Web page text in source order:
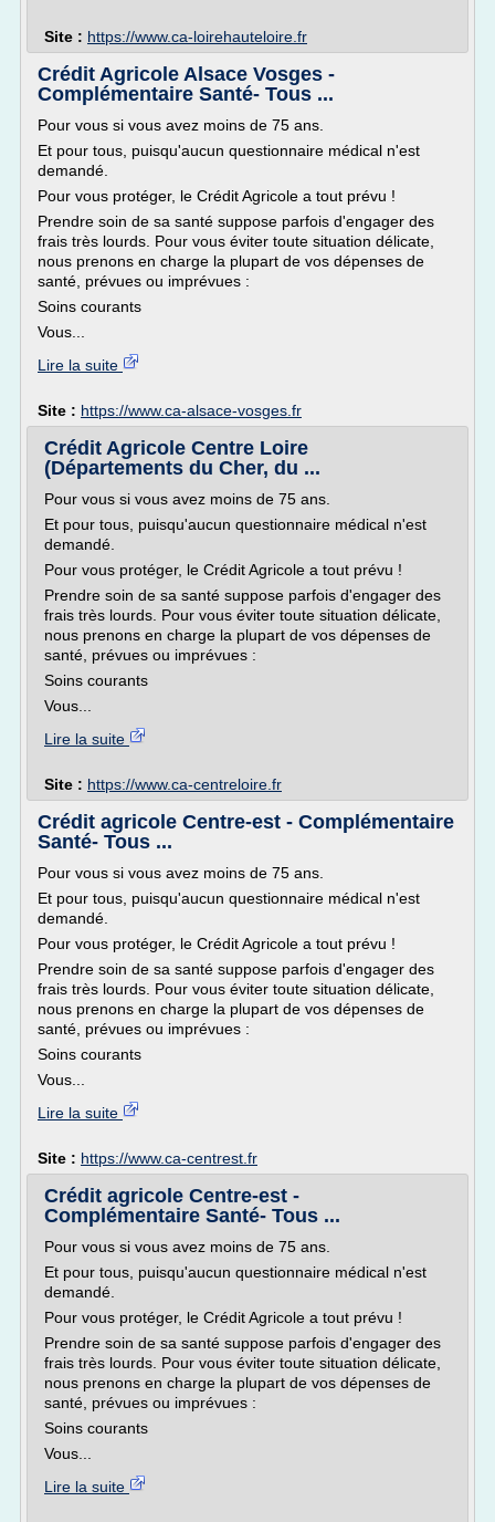
Site : https://www.ca-loirehauteloire.fr
Crédit Agricole Alsace Vosges -
Complémentaire Santé- Tous ...
Pour vous si vous avez moins de 75 ans.
Et pour tous, puisqu'aucun questionnaire médical n'est
demandé.
Pour vous protéger, le Crédit Agricole a tout prévu !
Prendre soin de sa santé suppose parfois d'engager des
frais très lourds. Pour vous éviter toute situation délicate,
nous prenons en charge la plupart de vos dépenses de
santé, prévues ou imprévues :
Soins courants
Vous...
Lire la suite
Site : https://www.ca-alsace-vosges.fr
Crédit Agricole Centre Loire
(Départements du Cher, du ...
Pour vous si vous avez moins de 75 ans.
Et pour tous, puisqu'aucun questionnaire médical n'est
demandé.
Pour vous protéger, le Crédit Agricole a tout prévu !
Prendre soin de sa santé suppose parfois d'engager des
frais très lourds. Pour vous éviter toute situation délicate,
nous prenons en charge la plupart de vos dépenses de
santé, prévues ou imprévues :
Soins courants
Vous...
Lire la suite
Site : https://www.ca-centreloire.fr
Crédit agricole Centre-est - Complémentaire
Santé- Tous ...
Pour vous si vous avez moins de 75 ans.
Et pour tous, puisqu'aucun questionnaire médical n'est
demandé.
Pour vous protéger, le Crédit Agricole a tout prévu !
Prendre soin de sa santé suppose parfois d'engager des
frais très lourds. Pour vous éviter toute situation délicate,
nous prenons en charge la plupart de vos dépenses de
santé, prévues ou imprévues :
Soins courants
Vous...
Lire la suite
Site : https://www.ca-centrest.fr
Crédit agricole Centre-est -
Complémentaire Santé- Tous ...
Pour vous si vous avez moins de 75 ans.
Et pour tous, puisqu'aucun questionnaire médical n'est
demandé.
Pour vous protéger, le Crédit Agricole a tout prévu !
Prendre soin de sa santé suppose parfois d'engager des
frais très lourds. Pour vous éviter toute situation délicate,
nous prenons en charge la plupart de vos dépenses de
santé, prévues ou imprévues :
Soins courants
Vous...
Lire la suite